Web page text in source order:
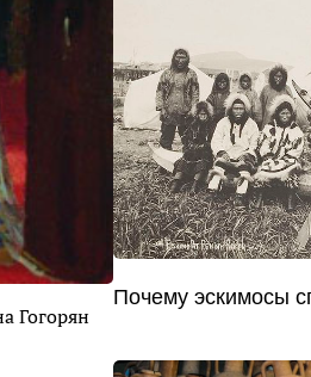
Гогорян
Почему эскимосы